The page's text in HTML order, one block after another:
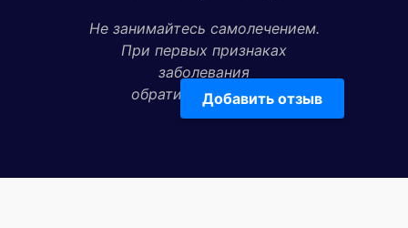
Добавить отзыв
Не занимайтесь самолечением.
При первых признаках
заболевания
обратитесь к врачу!